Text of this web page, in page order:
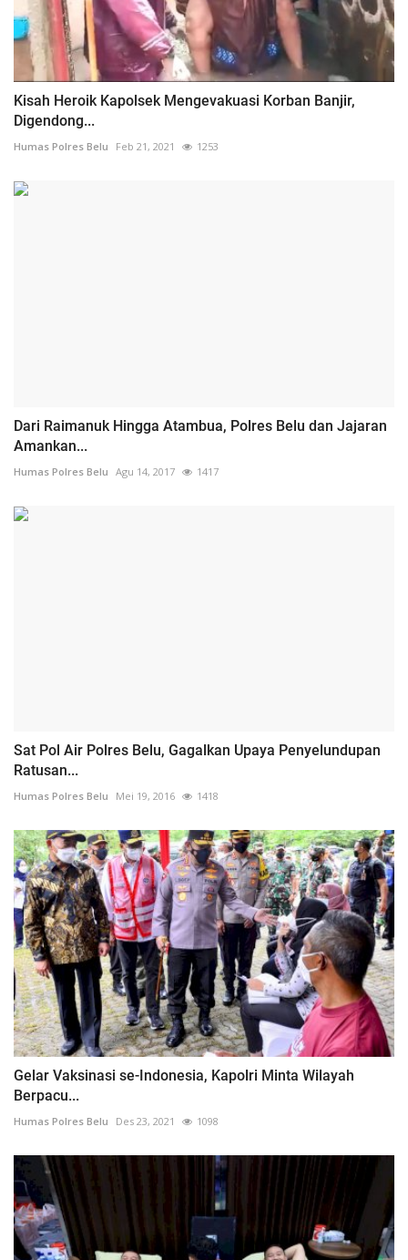
Kisah Heroik Kapolsek Mengevakuasi Korban Banjir,
Digendong...
Humas Polres Belu Feb 21, 2021 1253
Dari Raimanuk Hingga Atambua, Polres Belu dan Jajaran
Amankan...
Humas Polres Belu Agu 14, 2017 1417
Sat Pol Air Polres Belu, Gagalkan Upaya Penyelundupan
Ratusan...
Humas Polres Belu Mei 19, 2016 1418
Gelar Vaksinasi se-Indonesia, Kapolri Minta Wilayah
Berpacu...
Humas Polres Belu Des 23, 2021 1098